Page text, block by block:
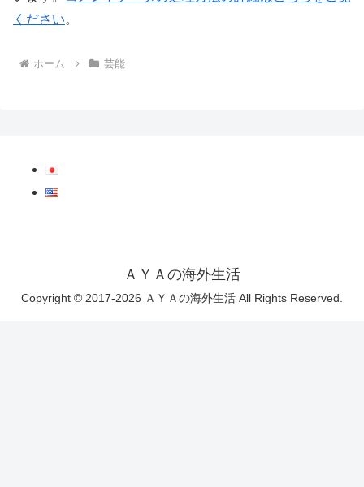
ください。
ホーム 芸能
ＡＹＡの海外生活
Copyright © 2017-2026 ＡＹＡの海外生活 All Rights Reserved.